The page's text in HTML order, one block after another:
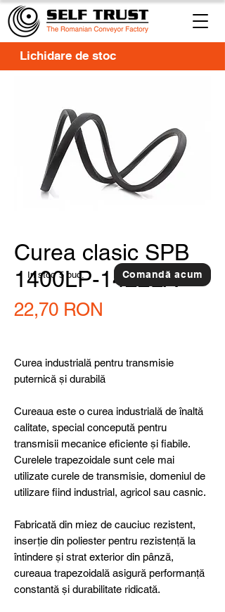
Curea clasic SPB
1400LP-1422LA
22,70 RON
Curea industrială pentru transmisie
puternică și durabilă
Cureaua este o curea industrială de înaltă
calitate, special concepută pentru
transmisii mecanice eficiente și fiabile.
Curelele trapezoidale sunt cele mai
utilizate curele de transmisie, domeniul de
utilizare fiind industrial, agricol sau casnic.
Fabricată din miez de cauciuc rezistent,
inserție din poliester pentru rezistență la
întindere și strat exterior din pânză,
cureaua trapezoidală asigură performanță
constantă și durabilitate ridicată.
Lichidare de stoc
Comandă acum
In stoc 5 buc.